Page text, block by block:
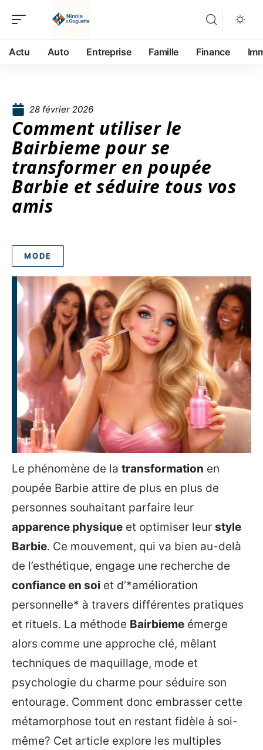
Actu Auto Entreprise Famille Finance
28 février 2026
Comment utiliser le
Bairbieme pour se
transformer en poupée
Barbie et séduire tous vos
amis
MODE
Le phénomène de la transformation en
poupée Barbie attire de plus en plus de
personnes souhaitant parfaire leur
apparence physique et optimiser leur style
Barbie. Ce mouvement, qui va bien au-delà
de l’esthétique, engage une recherche de
confiance en soi et d’*amélioration
personnelle* à travers différentes pratiques
et rituels. La méthode Bairbieme émerge
alors comme une approche clé, mêlant
techniques de maquillage, mode et
psychologie du charme pour séduire son
entourage. Comment donc embrasser cette
métamorphose tout en restant fidèle à soi-
même? Cet article explore les multiples